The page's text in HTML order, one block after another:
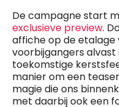
De campagne start
exclusieve preview.
affiche op de etalage
voorbijgangers
toekomstige
manier om een
magie die ons
met daarbij ook een
Vragen ?